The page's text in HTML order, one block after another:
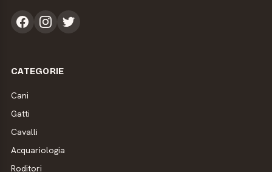
CATEGORIE
Cani
Gatti
Cavalli
Acquariologia
Roditori